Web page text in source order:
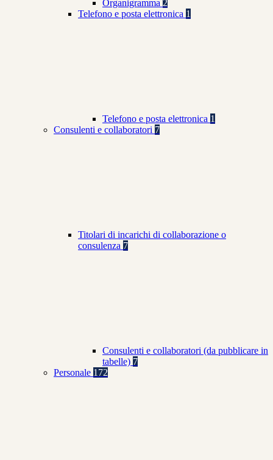
Organigramma 2
Telefono e posta elettronica 1
Telefono e posta elettronica 1
Consulenti e collaboratori 7
Titolari di incarichi di collaborazione o
consulenza 7
Consulenti e collaboratori (da pubblicare in
tabelle) 7
Personale 172